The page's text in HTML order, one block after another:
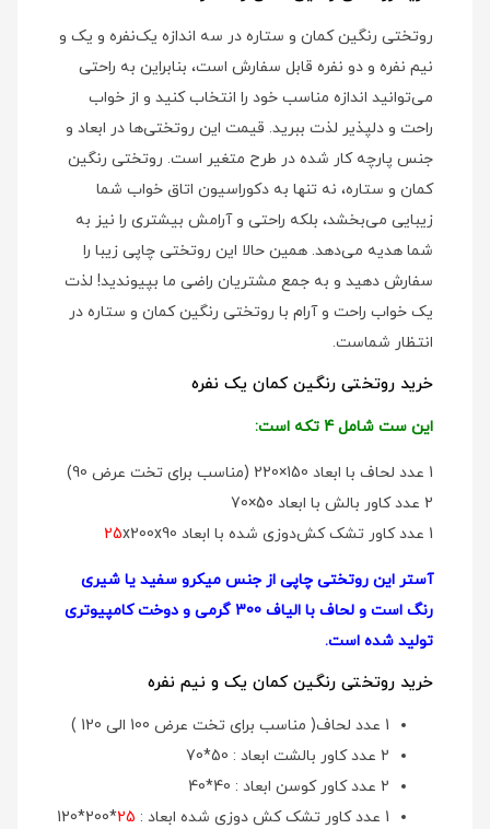
روتختی رنگین کمان و ستاره در سه اندازه یک‌نفره و یک و
نیم نفره و دو نفره قابل سفارش است، بنابراین به راحتی
می‌توانید اندازه مناسب خود را انتخاب کنید و از خواب
راحت و دلپذیر لذت ببرید. قیمت این روتختی‌ها در ابعاد و
جنس پارچه کار شده در طرح متغیر است. روتختی رنگین
کمان و ستاره، نه تنها به دکوراسیون اتاق خواب شما
زیبایی می‌بخشد، بلکه راحتی و آرامش بیشتری را نیز به
شما هدیه می‌دهد. همین حالا این روتختی چاپی زیبا را
سفارش دهید و به جمع مشتریان راضی ما بپیوندید! لذت
یک خواب راحت و آرام با روتختی رنگین کمان و ستاره در
انتظار شماست.
خرید روتختی رنگین کمان یک نفره
این ست شامل 4 تکه است:
1 عدد لحاف با ابعاد 150×220 (مناسب برای تخت عرض 90)
2 عدد کاور بالش با ابعاد 50×70
1 عدد کاور تشک کش‌دوزی شده با ابعاد
25x200x90
آستر این روتختی چاپی از جنس میکرو سفید یا شیری
رنگ است و لحاف با الیاف 300 گرمی و دوخت کامپیوتری
تولید شده است.
خرید روتختی رنگین کمان یک و نیم نفره
1 عدد لحاف( مناسب برای تخت عرض 100 الی 120 )
2 عدد کاور بالشت ابعاد : 50*70
2 عدد کاور کوسن ابعاد : 40*40
1 عدد کاور تشک کش دوزی شده ابعاد :
25
*200*120